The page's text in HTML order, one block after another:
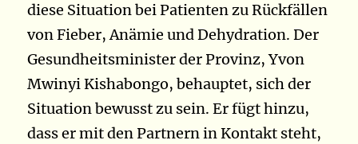
diese Situation bei Patienten zu Rückfällen
von Fieber, Anämie und Dehydration. Der
Gesundheitsminister der Provinz, Yvon
Mwinyi Kishabongo, behauptet, sich der
Situation bewusst zu sein. Er fügt hinzu,
dass er mit den Partnern in Kontakt steht,